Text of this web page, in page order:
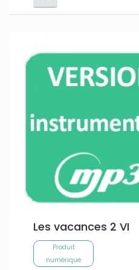
Les vacances 2 VI
Produit
numérique